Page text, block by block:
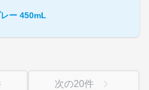
ー 450mL
次の20件